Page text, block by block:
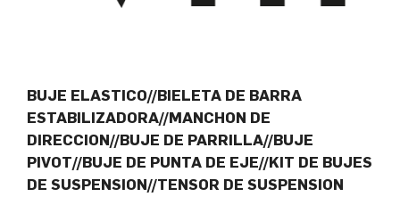
BUJE ELASTICO//BIELETA DE BARRA
ESTABILIZADORA//MANCHON DE
DIRECCION//BUJE DE PARRILLA//BUJE
PIVOT//BUJE DE PUNTA DE EJE//KIT DE BUJES
DE SUSPENSION//TENSOR DE SUSPENSION